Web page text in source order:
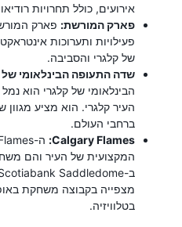
אירועים, כולל תחרויות
פארק המורשת: פארק
פעילויות ותערוכות
של קלגרי והסביבה.
שדה התעופה הבינלאומי של
הבינלאומי של קלגרי הוא
העיר קלגרי. הוא מציע מגוון
ברחבי העולם.
Calgary Flames:
המקצועית של העיר והם
מצפייה בקבוצה משחקת
בטלוויזיה.